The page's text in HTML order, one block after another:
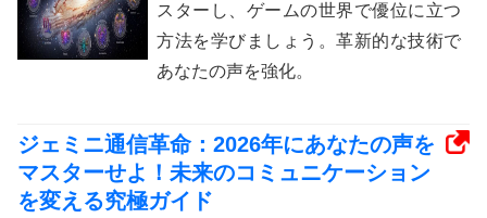
スターし、ゲームの世界で優位に立つ
方法を学びましょう。革新的な技術で
あなたの声を強化。
ジェミニ通信革命：2026年にあなたの声を
マスターせよ！未来のコミュニケーション
を変える究極ガイド